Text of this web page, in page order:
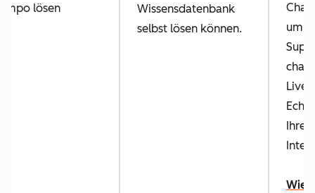
lösen
Wissensdatenbank
selbst lösen können.
um
Live-
Ihren
Wie